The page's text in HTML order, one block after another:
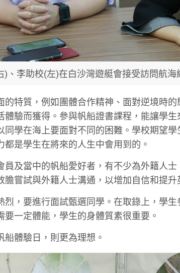
)、李助校(左)在白沙灣遊艇會接受訪問航海
的特質，例如團體合作精神、面對逆境時
體驗而獲得。參與帆船證書課程，能讓學
同學在海上要面對不同的困難。學校期望
是學生在將來的人生中會用到的。
員及當中的帆船愛好者，有不少為外籍人
嘗試與外籍人士溝通，以增加自信和提升
烈，要進行面試甄選同學。在取錄上，學
一定體能，學生的身體質素很重要。
體驗日，則更為理想。